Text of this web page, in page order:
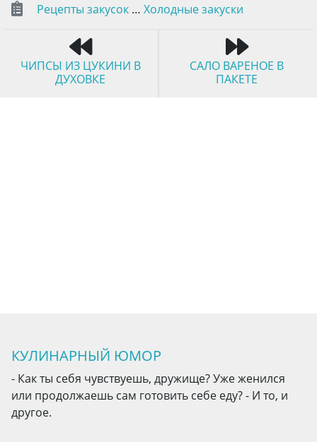
Рецепты закусок … Холодные закуски
ЧИПСЫ ИЗ ЦУКИНИ В
ДУХОВКЕ
САЛО ВАРЕНОЕ В
ПАКЕТЕ
КУЛИНАРНЫЙ ЮМОР
- Как ты себя чувствуешь, дружище? Уже женился
или продолжаешь сам готовить себе еду? - И то, и
другое.